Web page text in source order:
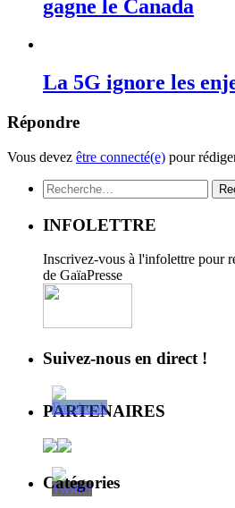
gagne le Canada
La 5G ignore les
Répondre
Vous devez être connecté(e) pour
Rechercher :
INFOLETTRE
Inscrivez-vous à l'infolettre pour
de GaïaPresse
Suivez-nous en direct !
PARTENAIRES
Catégories